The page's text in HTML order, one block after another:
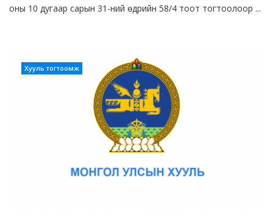
оны 10 дугаар сарын 31-ний өдрийн 58/4 тоот тогтоолоор ...
Хууль тогтоомж